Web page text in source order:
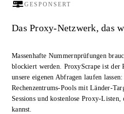
GESPONSERT
Das Proxy-Netzwerk, das
Massenhafte Nummernprüfungen
blockiert werden. ProxyScrape ist
unsere eigenen Abfragen laufen
Rechenzentrums-Pools mit Länder-
Sessions und kostenlose Proxy-
kannst.